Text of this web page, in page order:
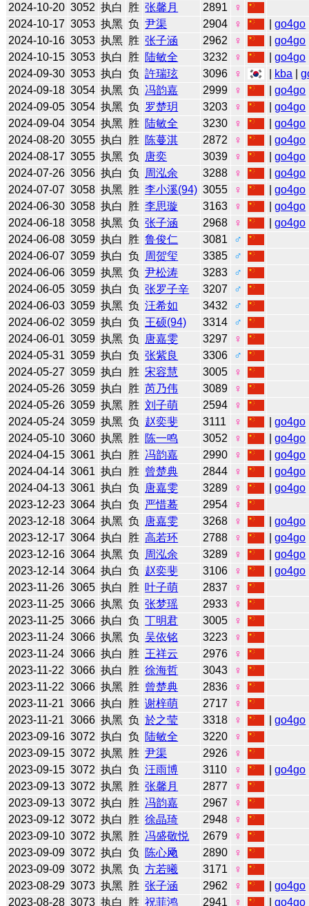
2024-10-20 3052 执白 胜 张馨月 2891
♀
2024-10-17 3053 执黑 负 尹渠 2904 ♀ |go4go
2024-10-16 3053 执黑 胜 张子涵 2962 ♀ |go4go
2024-10-15 3053 执白 胜 陆敏全 3232 ♀ |go4go
2024-09-30 3053 执白 负 許瑞玹 3096 ♀ kba |
2024-09-18 3054 执黑 负 冯韵嘉 2999 ♀ |go4go
2024-09-05 3054 执黑 负 罗楚玥 3203 ♀ |go4go
2024-09-04 3054 执黑 胜 陆敏全 3230 ♀ |go4go
2024-08-20 3055 执白 胜 陈蔓淇 2872 ♀ |go4go
2024-08-17 3055 执黑 负 唐奕 3039 ♀ |go4go
2024-07-26 3056 执白 负 周泓余 3288 ♀ |go4go
2024-07-07 3058 执黑 胜 李小溪(94) 3055 ♀ |go4go
2024-06-30 3058 执白 胜 李思璇 3163 ♀ |go4go
2024-06-18 3058 执黑 负 张子涵 2968 ♀ |go4go
2024-06-08 3059 执白 胜 鲁俊仁 3081
♂
2024-06-07 3059 执白 负 周贺玺 3385
♂
2024-06-06 3059 执黑 负 尹松涛 3283
♂
2024-06-05 3059 执白 负 张罗子辛 3207
♂
2024-06-03 3059 执黑 负 汪希如 3432
♂
2024-06-02 3059 执白 负 王硕(94) 3314
♂
2024-06-01 3059 执黑 负 唐嘉雯 3297
♀
2024-05-31 3059 执白 负 张紫良 3306
♂
2024-05-27 3059 执白 胜 宋容慧 3005
♀
2024-05-26 3059 执白 胜 芮乃伟 3089
♀
2024-05-26 3059 执黑 胜 刘子萌 2594
♀
2024-05-24 3059 执黑 负 赵奕斐 3111 ♀ |go4go
2024-05-10 3060 执黑 胜 陈一鸣 3052 ♀ |go4go
2024-04-15 3061 执白 胜 冯韵嘉 2990 ♀ |go4go
2024-04-14 3061 执白 胜 曾楚典 2844 ♀ |go4go
2024-04-13 3061 执白 负 唐嘉雯 3289 ♀ |go4go
2023-12-23 3064 执白 负 严惜蓦 2954
♀
2023-12-18 3064 执黑 负 唐嘉雯 3268 ♀ |go4go
2023-12-17 3064 执白 胜 高若环 2788 ♀ |go4go
2023-12-16 3064 执黑 负 周泓余 3289 ♀ |go4go
2023-12-14 3064 执白 负 赵奕斐 3106 ♀ |go4go
2023-11-26 3065 执白 胜 叶子萌 2837
♀
2023-11-25 3066 执黑 负 张梦瑶 2933
♀
2023-11-25 3066 执白 负 丁明君 3005
♀
2023-11-24 3066 执黑 负 吴依铭 3223
♀
2023-11-24 3066 执白 胜 王祥云 2976
♀
2023-11-22 3066 执白 胜 徐海哲 3043
♀
2023-11-22 3066 执黑 胜 曾楚典 2836
♀
2023-11-21 3066 执白 胜 谢梓萌 2717
♀
2023-11-21 3066 执黑 负 於之莹 3318 ♀ |go4go
2023-09-16 3072 执白 负 陆敏全 3220
♀
2023-09-15 3072 执黑 胜 尹渠 2926
♀
2023-09-15 3072 执白 负 汪雨博 3110 ♀ |go4go
2023-09-13 3072 执黑 胜 张馨月 2877
♀
2023-09-13 3072 执白 胜 冯韵嘉 2967
♀
2023-09-12 3072 执白 胜 徐晶琦 2948
♀
2023-09-10 3072 执黑 胜 冯盛敬悦 2679
♀
2023-09-09 3072 执白 负 陈心飏 2890
♀
2023-09-09 3072 执黑 负 方若曦 3171
♀
2023-08-29 3073 执黑 胜 张子涵 2962 ♀ |go4go
2023-08-28 3073 执白 胜 祝菲鸿 2941 ♀ |go4go